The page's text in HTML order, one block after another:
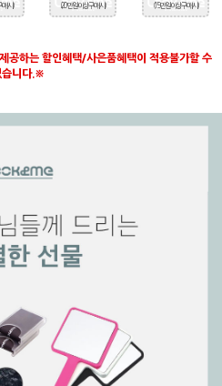
매시) (20만원 이상 구매시) (15만원 이상 구매시)
공하는 할인혜택/사은품혜택이 적용불가할 수
습니다.※